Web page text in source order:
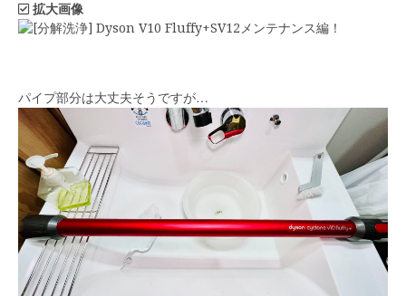
拡大画像
パイプ部分は大丈夫そうですが…